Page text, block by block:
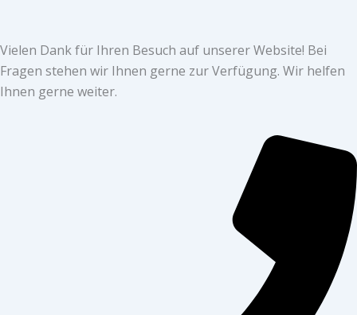
Vielen Dank für Ihren Besuch auf unserer Website! Bei
Fragen stehen wir Ihnen gerne zur Verfügung. Wir helfen
Ihnen gerne weiter.